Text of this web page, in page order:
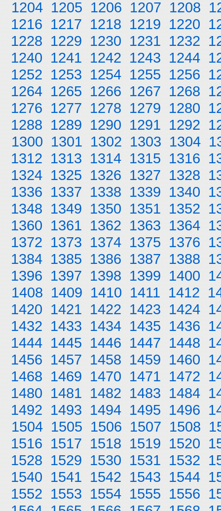
1204 1205 1206 1207 1208
1216 1217 1218 1219 1220
1228 1229 1230 1231 1232
1240 1241 1242 1243 1244
1252 1253 1254 1255 1256
1264 1265 1266 1267 1268
1276 1277 1278 1279 1280
1288 1289 1290 1291 1292
1300 1301 1302 1303 1304
1312 1313 1314 1315 1316
1324 1325 1326 1327 1328
1336 1337 1338 1339 1340
1348 1349 1350 1351 1352
1360 1361 1362 1363 1364
1372 1373 1374 1375 1376
1384 1385 1386 1387 1388
1396 1397 1398 1399 1400
1408 1409 1410 1411 1412
1420 1421 1422 1423 1424
1432 1433 1434 1435 1436
1444 1445 1446 1447 1448
1456 1457 1458 1459 1460
1468 1469 1470 1471 1472
1480 1481 1482 1483 1484
1492 1493 1494 1495 1496
1504 1505 1506 1507 1508
1516 1517 1518 1519 1520
1528 1529 1530 1531 1532
1540 1541 1542 1543 1544
1552 1553 1554 1555 1556